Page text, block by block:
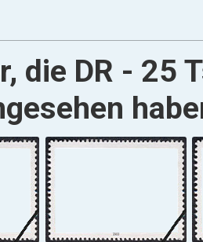
die DR - 25